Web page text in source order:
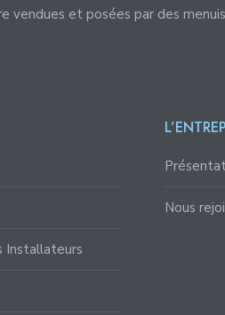
et posées par des
Installateurs
Nous